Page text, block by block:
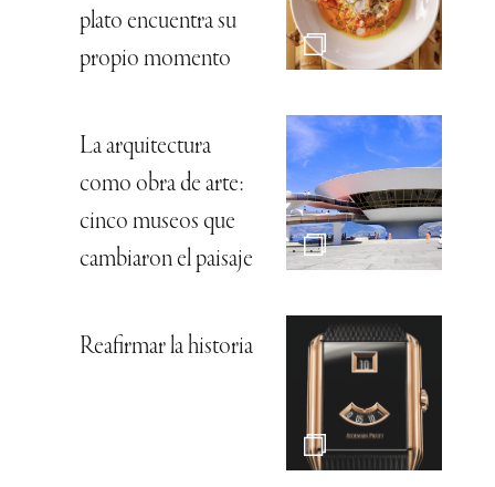
plato encuentra su
propio momento
La arquitectura
como obra de arte:
cinco museos que
cambiaron el paisaje
Reafirmar la historia